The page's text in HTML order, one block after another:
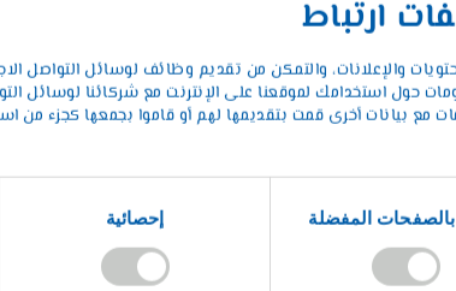
ارتباط
والإعلانات، والتمكن من تقديم وظائف لوسائل التواصل
حول استخدامك لموقعنا على الإنترنت مع شركائنا لوسائل
مع بيانات أخرى قمت بتقديمها لهم أو قاموا بجمعها كجزء من
المفضلة إحصائية